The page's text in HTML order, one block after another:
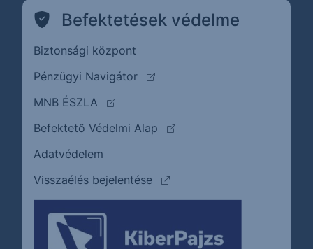
Befektetések védelme
Biztonsági központ
Pénzügyi Navigátor
(külső oldalra ugrik)
MNB ÉSZLA
(külső oldalra ugrik)
Befektető Védelmi Alap
(külső oldalra ugrik)
Adatvédelem
Visszaélés bejelentése
(külső oldalra ugrik)